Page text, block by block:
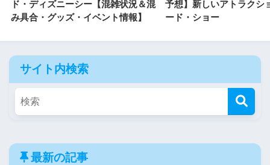
ド・ディズニーシー【混雑状況＆混
み具合・グッズ・イベント情報】
予想】新しいアトラクシ
ード・ショー
サイト内検索
最新の記事